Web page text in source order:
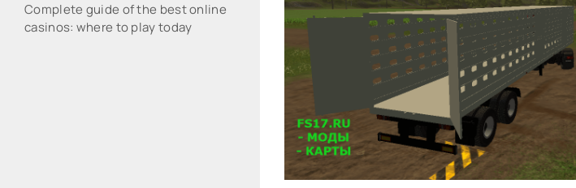
Complete guide of the best online
casinos: where to play today